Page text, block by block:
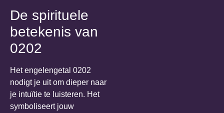
De spirituele
betekenis van
0202
Het engelengetal 0202
nodigt je uit om dieper naar
je intuïtie te luisteren. Het
symboliseert jouw